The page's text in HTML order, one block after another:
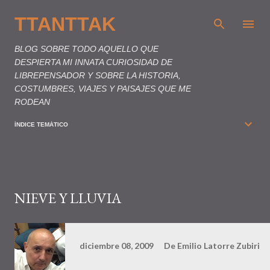
TTANTTAK
BLOG SOBRE TODO AQUELLO QUE
DESPIERTA MI INNATA CURIOSIDAD DE
LIBREPENSADOR Y SOBRE LA HISTORIA,
COSTUMBRES, VIAJES Y PAISAJES QUE ME
RODEAN
ÍNDICE TEMÁTICO
NIEVE Y LLUVIA
diciembre 08, 2009 De Emilio Latorre Zubiri